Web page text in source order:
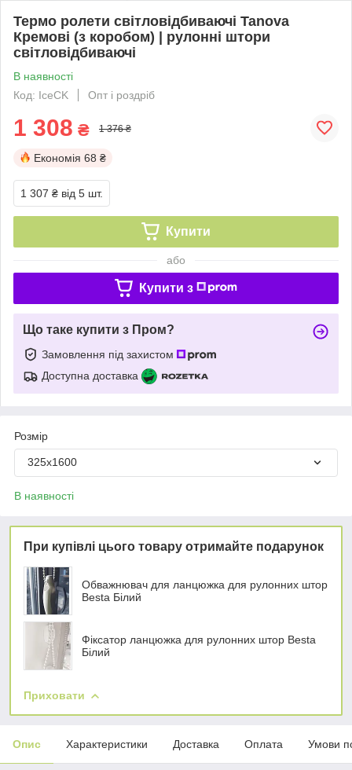
Термо ролети світловідбиваючі Tanova
Кремові (з коробом) | рулонні штори
світловідбиваючі
В наявності
Код: IceCK
Опт і роздріб
1 308 ₴ 1 376 ₴
Економія 68 ₴
1 307 ₴ від 5 шт.
Купити
або
Купити з
Що таке купити з Пром?
Замовлення під захистом
Доступна доставка
Розмір
325х1600
В наявності
При купівлі цього товару отримайте подарунок
Обважнювач для ланцюжка для рулонних штор
Besta Білий
Фіксатор ланцюжка для рулонних штор Besta
Білий
Приховати
Опис Характеристики Доставка Оплата Умови